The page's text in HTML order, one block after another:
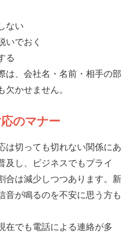
ない
いでおく
る
は、会社名・名前・相手の部
かせません。
のマナー
は切っても切れない関係にあ
及し、ビジネスでもプライ
合は減少しつつあります。新
音が鳴るのを不安に思う方も
在でも電話による連絡が多